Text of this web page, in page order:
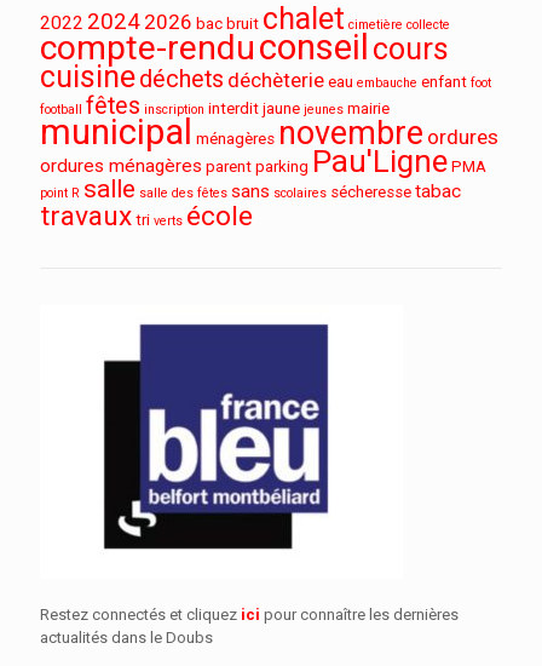
2022 2024 2026 bac bruit chalet cimetière collecte
compte-renduconseil cours
cuisinedéchets déchèterie eau embauche enfant foot
football
fêtes inscription interdit jaune jeunes mairie
municipal ménagères novembre ordures
ordures ménagères parent parking Pau'Ligne PMA
point R salle salle des fêtes sans scolaires sécheresse tabac
travaux tri verts école
Restez connectés et cliquez ici pour connaître les dernières
actualités dans le Doubs